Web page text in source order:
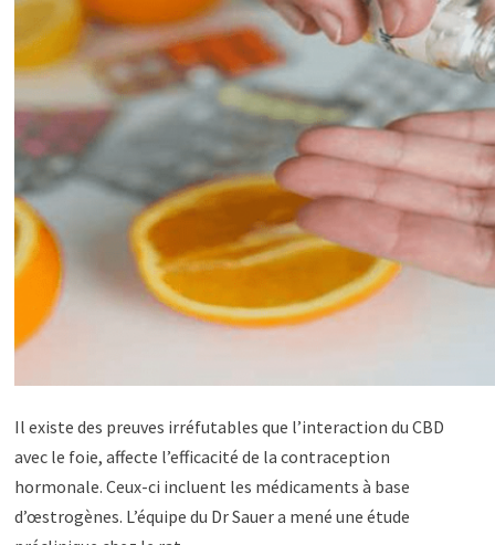
Il existe des preuves irréfutables que l’interaction du CBD
avec le foie, affecte l’efficacité de la contraception
hormonale. Ceux-ci incluent les médicaments à base
d’œstrogènes. L’équipe du Dr Sauer a mené une étude